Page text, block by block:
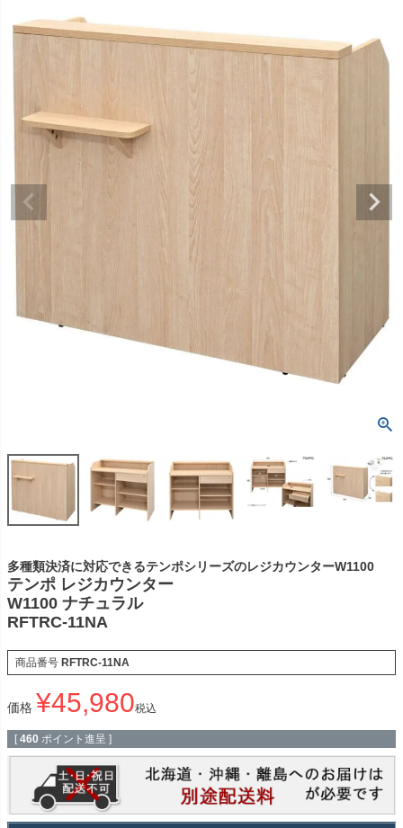
多種類決済に対応できるテンポシリーズのレジカウンターW1100
テンポ レジカウンター
W1100 ナチュラル
RFTRC-11NA
商品番号 RFTRC-11NA
価格 ¥45,980税込
[ 460 ポイント進呈 ]